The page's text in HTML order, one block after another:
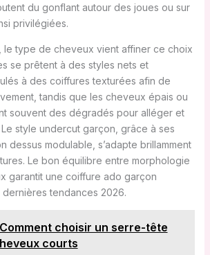
du gonflant autour des joues ou sur
privilégiées.
le type de cheveux vient affiner ce choix
se prêtent à des styles nets et
à des coiffures texturées afin de
tandis que les cheveux épais ou
souvent des dégradés pour alléger et
Le style undercut garçon, grâce à ses
dessus modulable, s’adapte brillamment
Le bon équilibre entre morphologie
garantit une coiffure ado garçon
tendances 2026.
Comment choisir un serre-tête
courts